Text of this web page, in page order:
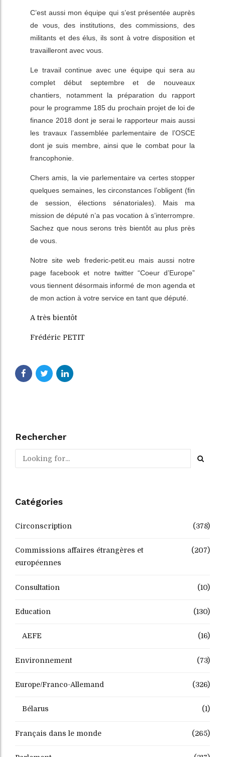
C’est aussi mon équipe qui s’est présentée auprès
de vous, des institutions, des commissions, des
militants et des élus, ils sont à votre disposition et
travailleront avec vous.
Le travail continue avec une équipe qui sera au
complet début septembre et de nouveaux
chantiers, notamment la préparation du rapport
pour le programme 185 du prochain projet de loi de
finance 2018 dont je serai le rapporteur mais aussi
les travaux l’assemblée parlementaire de l’OSCE
dont je suis membre, ainsi que le combat pour la
francophonie.
Chers amis, la vie parlementaire va certes stopper
quelques semaines, les circonstances l’obligent (fin
de session, élections sénatoriales). Mais ma
mission de député n’a pas vocation à s’interrompre.
Sachez que nous serons très bientôt au plus près
de vous.
Notre site web frederic-petit.eu mais aussi notre
page facebook et notre twitter “Coeur d’Europe”
vous tiennent désormais informé de mon agenda et
de mon action à votre service en tant que député.
A très bientôt
Frédéric PETIT
Rechercher
Catégories
Circonscription (378)
Commissions affaires étrangères et
européennes
(207)
Consultation (10)
Education (130)
AEFE (16)
Environnement (73)
Europe/Franco-Allemand (326)
Bélarus (1)
Français dans le monde (265)